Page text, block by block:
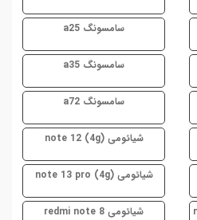
سامسونگ a25
سامسونگ a35
سامسونگ a72
شیائومی note 12 (4g)
شیائومی note 13 pro (4g)
شیائومی redmi note 8